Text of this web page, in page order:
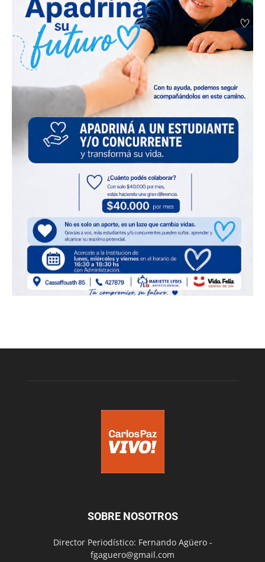
SOBRE NOSOTROS
Director Periodístico: Fernando Agüero -
fgaguero@gmail.com